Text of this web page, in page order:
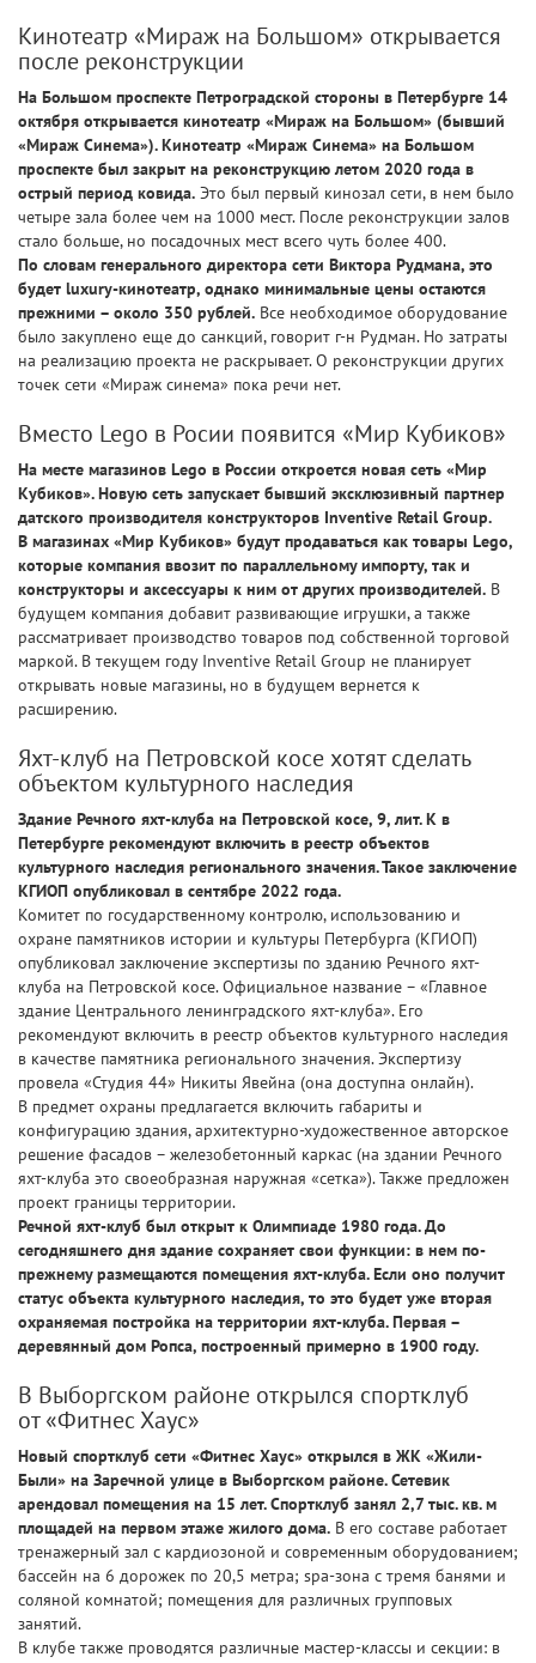
Кинотеатр «Мираж на Большом» открывается
после реконструкции
На Большом проспекте Петроградской стороны в Петербурге 14
октября открывается кинотеатр «Мираж на Большом» (бывший
«Мираж Синема»). Кинотеатр «Мираж Синема» на Большом
проспекте был закрыт на реконструкцию летом 2020 года в
острый период ковида. Это был первый кинозал сети, в нем было
четыре зала более чем на 1000 мест. После реконструкции залов
стало больше, но посадочных мест всего чуть более 400.
По словам генерального директора сети Виктора Рудмана, это
будет luxury-кинотеатр, однако минимальные цены остаются
прежними – около 350 рублей. Все необходимое оборудование
было закуплено еще до санкций, говорит г-н Рудман. Но затраты
на реализацию проекта не раскрывает. О реконструкции других
точек сети «Мираж синема» пока речи нет.
Вместо Lego в Росии появится «Мир Кубиков»
На месте магазинов Lego в России откроется новая сеть «Мир
Кубиков». Новую сеть запускает бывший эксклюзивный партнер
датского производителя конструкторов Inventive Retail Group.
В магазинах «Мир Кубиков» будут продаваться как товары Lego,
которые компания ввозит по параллельному импорту, так и
конструкторы и аксессуары к ним от других производителей. В
будущем компания добавит развивающие игрушки, а также
рассматривает производство товаров под собственной торговой
маркой. В текущем году Inventive Retail Group не планирует
открывать новые магазины, но в будущем вернется к
расширению.
Яхт-клуб на Петровской косе хотят сделать
объектом культурного наследия
Здание Речного яхт-клуба на Петровской косе, 9, лит. К в
Петербурге рекомендуют включить в реестр объектов
культурного наследия регионального значения. Такое заключение
КГИОП опубликовал в сентябре 2022 года.
Комитет по государственному контролю, использованию и
охране памятников истории и культуры Петербурга (КГИОП)
опубликовал заключение экспертизы по зданию Речного яхт-
клуба на Петровской косе. Официальное название – «Главное
здание Центрального ленинградского яхт-клуба». Его
рекомендуют включить в реестр объектов культурного наследия
в качестве памятника регионального значения. Экспертизу
провела «Студия 44» Никиты Явейна (она доступна онлайн).
В предмет охраны предлагается включить габариты и
конфигурацию здания, архитектурно-художественное авторское
решение фасадов – железобетонный каркас (на здании Речного
яхт-клуба это своеобразная наружная «сетка»). Также предложен
проект границы территории.
Речной яхт-клуб был открыт к Олимпиаде 1980 года. До
сегодняшнего дня здание сохраняет свои функции: в нем по-
прежнему размещаются помещения яхт-клуба. Если оно получит
статус объекта культурного наследия, то это будет уже вторая
охраняемая постройка на территории яхт-клуба. Первая –
деревянный дом Ропса, построенный примерно в 1900 году.
В Выборгском районе открылся спортклуб
от «Фитнес Хаус»
Новый спортклуб сети «Фитнес Хаус» открылся в ЖК «Жили-
Были» на Заречной улице в Выборгском районе. Сетевик
арендовал помещения на 15 лет. Спортклуб занял 2,7 тыс. кв. м
площадей на первом этаже жилого дома. В его составе работает
тренажерный зал с кардиозоной и современным оборудованием;
бассейн на 6 дорожек по 20,5 метра; spa-зона с тремя банями и
соляной комнатой; помещения для различных групповых
занятий.
В клубе также проводятся различные мастер-классы и секции: в